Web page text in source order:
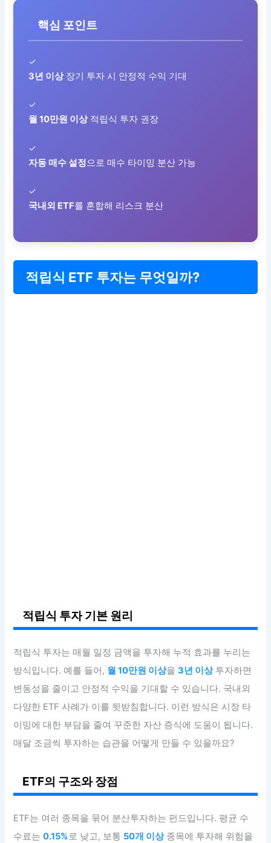
핵심 포인트
✓
3년 이상장기 투자 시 안정적 수익 기대
✓
월 10만원 이상적립식 투자 권장
✓
자동 매수 설정으로 매수 타이밍 분산 가능
✓
국내외 ETF를 혼합해 리스크 분산
적립식 ETF 투자는 무엇일까?
적립식 투자 기본 원리
적립식 투자는 매월 일정 금액을 투자해 누적 효과를 누리는
방식입니다. 예를 들어, 월 10만원 이상을3년 이상투자하면
변동성을 줄이고 안정적 수익을 기대할 수 있습니다. 국내외
다양한 ETF 사례가 이를 뒷받침합니다. 이런 방식은 시장 타
이밍에 대한 부담을 줄여 꾸준한 자산 증식에 도움이 됩니다.
매달 조금씩 투자하는 습관을 어떻게 만들 수 있을까요?
ETF의 구조와 장점
ETF는 여러 종목을 묶어 분산투자하는 펀드입니다. 평균 수
수료는0.15%로 낮고, 보통 50개 이상종목에 투자해 위험을